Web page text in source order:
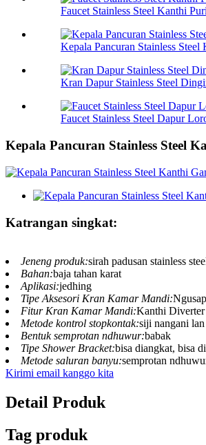
Faucet Stainless Steel Kanthi
Kepala Pancuran Stainless Steel
Kran Dapur Stainless Steel
Faucet Stainless Steel Dapur
Kepala Pancuran Stainless Steel
Katrangan singkat:
Jeneng produk:sirah padusan stainless
Bahan:baja tahan karat
Aplikasi:jedhing
Tipe Aksesori Kran Kamar Mandi:
Fitur Kran Kamar Mandi:Kanthi Diverter
Metode kontrol stopkontak:siji nangani
Bentuk semprotan ndhuwur:babak
Tipe Shower Bracket:bisa diangkat, bisa
Metode saluran banyu:semprotan
Kirimi email kanggo kita
Detail Produk
Tag produk